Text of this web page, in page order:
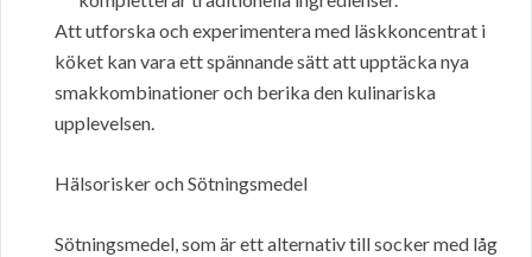
Att utforska och experimentera med läskkoncentrat i
köket kan vara ett spännande sätt att upptäcka nya
smakkombinationer och berika den kulinariska
upplevelsen.
Hälsorisker och Sötningsmedel
Sötningsmedel, som är ett alternativ till socker med låg